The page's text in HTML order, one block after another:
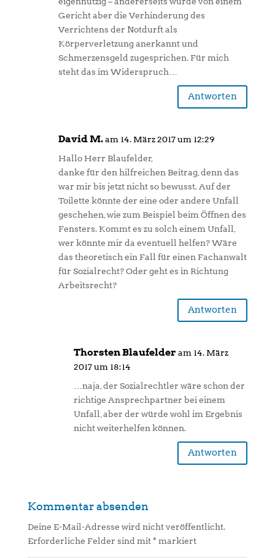
Gericht aber die Verhinderung des
Verrichtens der Notdurft als
Körperverletzung anerkannt und
Schmerzensgeld zugesprichen. Für mich
steht das im Widerspruch…
Antworten
David M. am 14. März 2017 um 12:29
Hallo Herr Blaufelder,
danke für den hilfreichen Beitrag, denn das
war mir bis jetzt nicht so bewusst. Auf der
Toilette könnte der eine oder andere Unfall
geschehen, wie zum Beispiel beim Öffnen des
Fensters. Kommt es zu solch einem Unfall,
wer könnte mir da eventuell helfen? Wäre
das theoretisch ein Fall für einen Fachanwalt
für Sozialrecht? Oder geht es in Richtung
Arbeitsrecht?
Antworten
Thorsten Blaufelder am 14. März
2017 um 18:14
…naja, der Sozialrechtler wäre schon der
richtige Ansprechpartner bei einem
Unfall, aber der würde wohl im Ergebnis
nicht weiterhelfen können.
Antworten
Kommentar absenden
Deine E-Mail-Adresse wird nicht veröffentlicht.
Erforderliche Felder sind mit* markiert